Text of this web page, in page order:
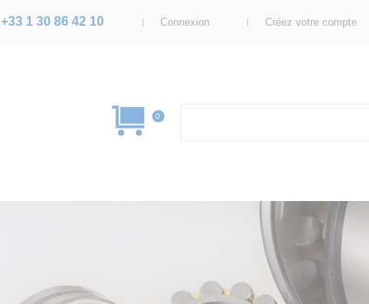
Connexion Créez votre compte
+33 1 30 86 42 10
0